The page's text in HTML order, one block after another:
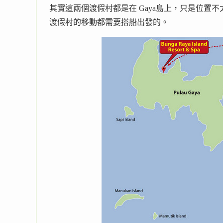
其實這兩個渡假村都是在 Gaya島上，只是位置不
渡假村的移動都需要搭船出發的。